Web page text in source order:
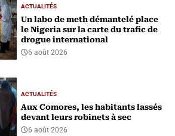
ACTUALITÉS
Un labo de meth démantelé place
le Nigeria sur la carte du trafic de
drogue international
6 août 2026
ACTUALITÉS
Aux Comores, les habitants lassés
devant leurs robinets à sec
6 août 2026